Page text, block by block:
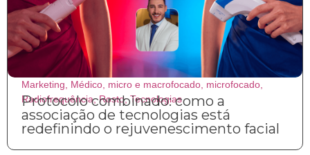
Marketing Médico micro e macrofocado microfocado
Radiofrequência,Rosto,Tecnologias
Protocolo combinado: como a
associação de tecnologias está
redefinindo o rejuvenescimento facial